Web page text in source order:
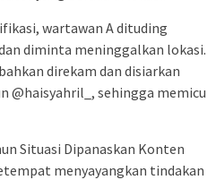
wartawan A dituding
diminta meninggalkan lokasi.
direkam dan disiarkan
@haisyahril_, sehingga memicu
Situasi Dipanaskan Konten
menyayangkan tindakan